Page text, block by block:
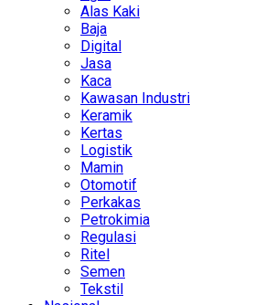
Alas Kaki
Baja
Digital
Jasa
Kaca
Kawasan Industri
Keramik
Kertas
Logistik
Mamin
Otomotif
Perkakas
Petrokimia
Regulasi
Ritel
Semen
Tekstil